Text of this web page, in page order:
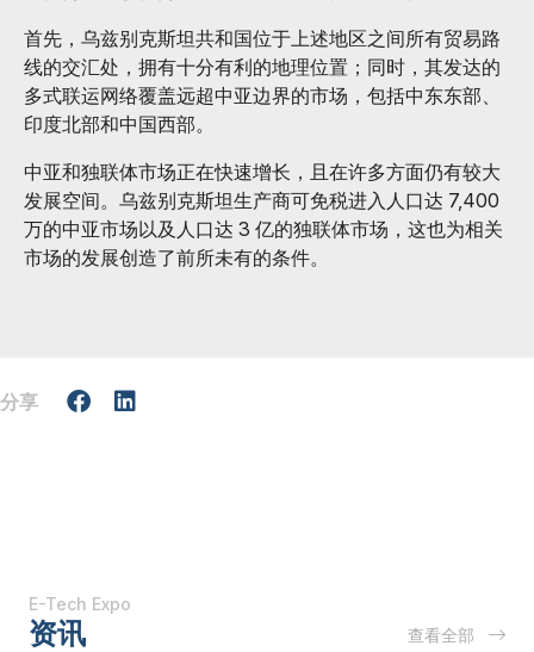
首先，乌兹别克斯坦共和国位于上述地区之间所有贸易路
线的交汇处，拥有十分有利的地理位置；同时，其发达的
多式联运网络覆盖远超中亚边界的市场，包括中东东部、
印度北部和中国西部。
中亚和独联体市场正在快速增长，且在许多方面仍有较大
发展空间。乌兹别克斯坦生产商可免税进入人口达 7,400
万的中亚市场以及人口达 3 亿的独联体市场，这也为相关
市场的发展创造了前所未有的条件。
分享
E-Tech Expo
资讯 查看全部